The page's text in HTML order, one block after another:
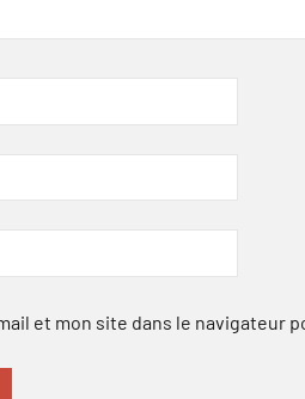
et mon site dans le navigateur